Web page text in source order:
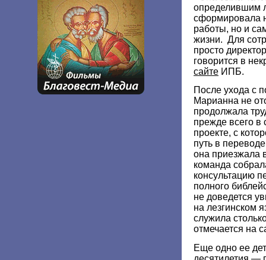
определившим
сформировала
работы, но и
жизни. Для
просто
говорится в
сайте ИПБ.
После ухода с
Марианна не
продолжала
прежде всего
проекте, с
путь в
она приезжала
команда
консультацию
полного
не доведется
на лезгинском
служила
отмечается на
Еще одно ее